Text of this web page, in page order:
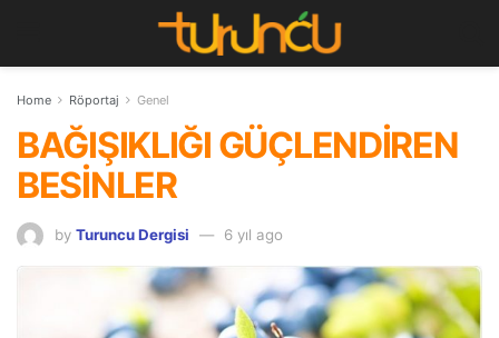
Home Röportaj Genel
BAĞIŞIKLIĞI GÜÇLENDİREN
BESİNLER
by Turuncu Dergisi 6 yıl ago